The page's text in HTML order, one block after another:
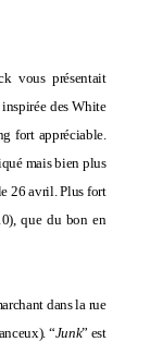
vous présentait
des White
fort appréciable.
mais bien plus
26 avril.Plus fort
que du bon en
dans la rue
“Junk” est